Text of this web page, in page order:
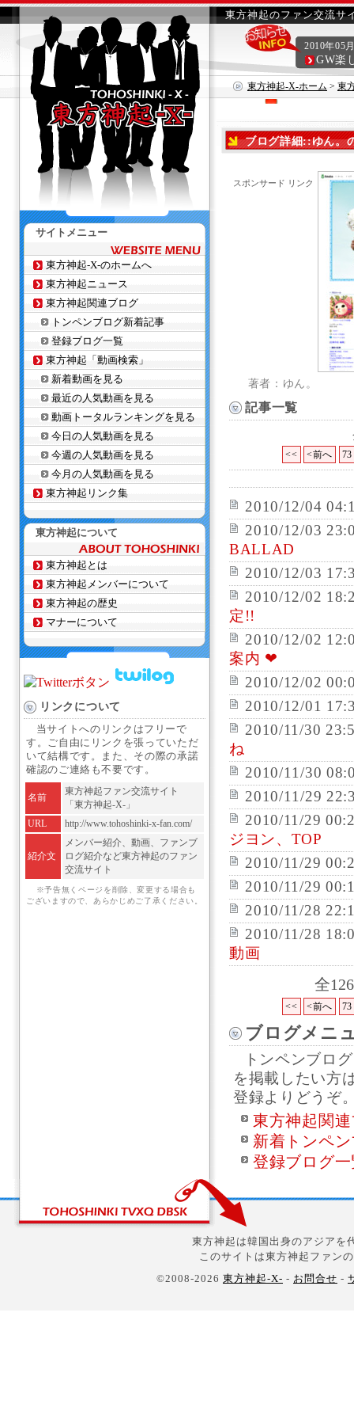
東方神起のファン交流サ
東方神起-X-ホーム > 東
2010年05
GW楽
ブログ詳細::ゆん。
スポンサード リンク
著者：ゆん。
記事一覧
<< <前へ 73
2010/12/04
2010/12/03
BALLAD
2010/12/03
2010/12/02
定!!
2010/12/02
案内 ❤
2010/12/02
2010/12/01
2010/11/30
ね
2010/11/30
2010/11/29
2010/11/29
ジヨン、TOP
2010/11/29
2010/11/29
2010/11/28
2010/11/28
動画
全
<< <前へ 73
ブログメニ
トンペンブロ
を掲載したい方
登録よりどうぞ
東方神起関
新着トンペ
登録ブログ
サイトメニュー
東方神起-X-のホームへ
東方神起ニュース
東方神起関連ブログ
トンペンブログ新着記事
登録ブログ一覧
東方神起「動画検索」
新着動画を見る
最近の人気動画を見る
動画トータルランキングを見る
今日の人気動画を見る
今週の人気動画を見る
今月の人気動画を見る
東方神起リンク集
東方神起について
東方神起とは
東方神起メンバーについて
東方神起の歴史
マナーについて
リンクについて
当サイトへのリンクはフリーで
す。ご自由にリンクを張っていただ
いて結構です。また、その際の承諾
確認のご連絡も不要です。
名前
東方神起ファン交流サイト
「東方神起-X-」
URL
http://www.tohoshinki-x-fan.com/
紹介文
メンバー紹介、動画、ファンブ
ログ紹介など東方神起のファン
交流サイト
※予告無くページを削除、変更する場合も
ございますので、あらかじめご了承ください。
東方神起は韓国出身のアジアを
このサイトは東方神起ファン
©2008-2026 東方神起-X- - お問合せ -